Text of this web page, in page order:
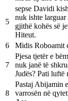
5
sepse Davidi
nuk ishte
gjithë kohës së
Hiteut.
6
Midis Roboamit
7
Pjesa tjetër e
nuk janë të
Judës? Pati
8
Pastaj Abijamin
varrosën në